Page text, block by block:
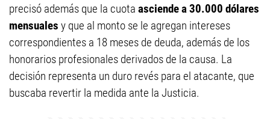
precisó además que la cuota asciende a 30.000 dólares
mensuales y que al monto se le agregan intereses
correspondientes a 18 meses de deuda, además de los
honorarios profesionales derivados de la causa. La
decisión representa un duro revés para el atacante, que
buscaba revertir la medida ante la Justicia.